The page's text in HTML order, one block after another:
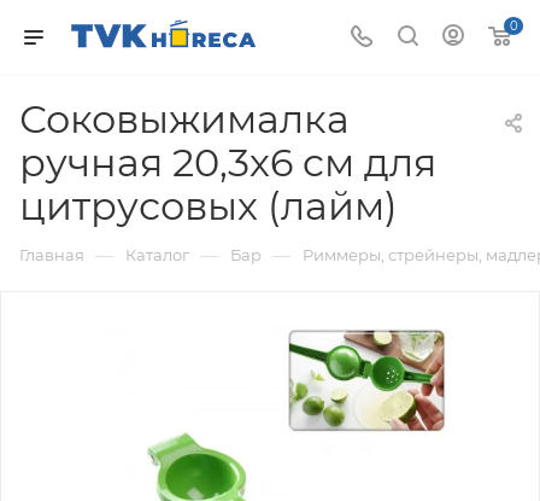
0
Соковыжималка
ручная 20,3х6 cм для
цитрусовых (лайм)
Главная — Каталог — Бар — Риммеры, стрейнеры,